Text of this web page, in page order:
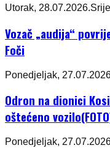
Utorak, 28.07.2026.
Vozač „audija“
Foči
Ponedjeljak,
Odron na dionici
oštećeno
Ponedjeljak,